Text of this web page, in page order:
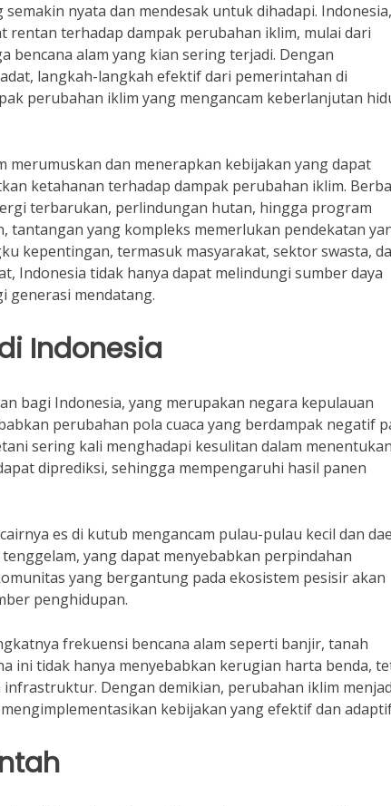
nyata dan mendesak untuk dihadapi. Indonesia,
rentan terhadap dampak perubahan iklim, mulai dari
bencana alam yang kian sering terjadi. Dengan
langkah-langkah efektif dari pemerintahan di
perubahan iklim yang mengancam keberlanjutan
dan menerapkan kebijakan yang dapat
ketahanan terhadap dampak perubahan iklim.
terbarukan, perlindungan hutan, hingga program
tantangan yang kompleks memerlukan pendekatan
kepentingan, termasuk masyarakat, sektor swasta,
Indonesia tidak hanya dapat melindungi sumber daya
generasi mendatang.
Indonesia
bagi Indonesia, yang merupakan negara kepulauan
perubahan pola cuaca yang berdampak negatif
sering kali menghadapi kesulitan dalam menentukan
diprediksi, sehingga mempengaruhi hasil panen
es di kutub mengancam pulau-pulau kecil dan
yang dapat menyebabkan perpindahan
yang bergantung pada ekosistem pesisir akan
penghidupan.
frekuensi bencana alam seperti banjir, tanah
ini tidak hanya menyebabkan kerugian harta benda,
Dengan demikian, perubahan iklim
kebijakan yang efektif dan